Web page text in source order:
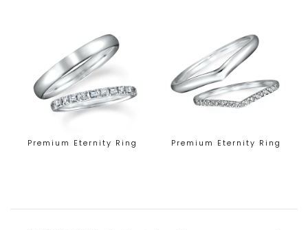
Premium Eternity Ring Premium Eternity Ring